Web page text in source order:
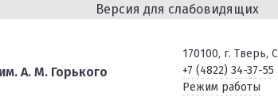
Версия для слабовидящих
А. М. Горького
170100, г. Тверь,
+7 (4822) 34-37-55
Режим работы